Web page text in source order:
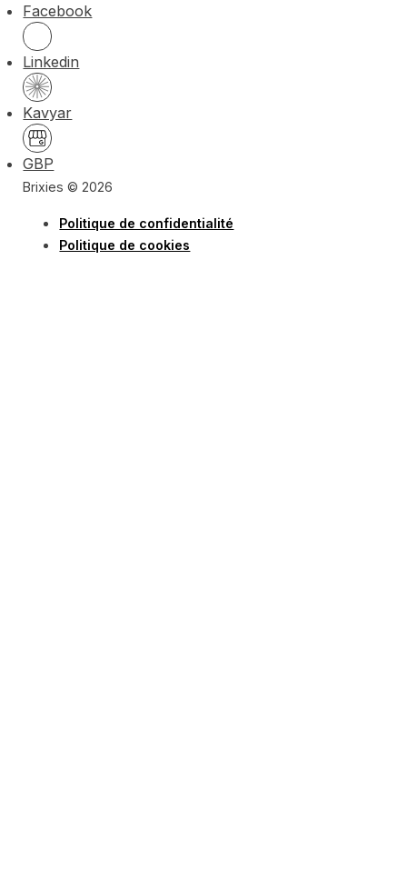
Facebook
Linkedin
Kavyar
GBP
Brixies © 2026
Politique de confidentialité
Politique de cookies